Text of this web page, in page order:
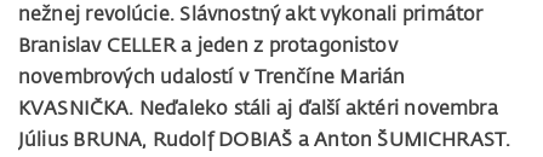
nežnej revolúcie. Slávnostný akt vykonali primátor
Branislav CELLER a jeden z protagonistov
novembrových udalostí v Trenčíne Marián
KVASNIČKA. Neďaleko stáli aj ďalší aktéri novembra
Július BRUNA, Rudolf DOBIAŠ a Anton ŠUMICHRAST.